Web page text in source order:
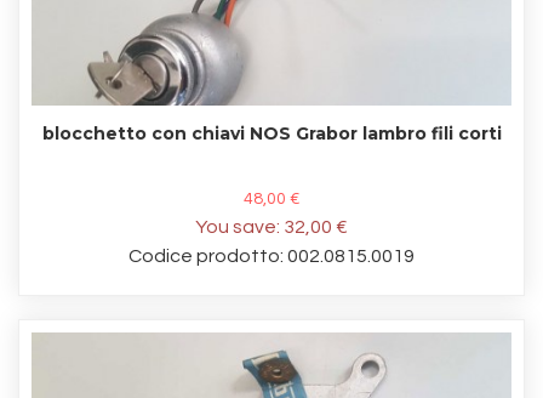
blocchetto con chiavi NOS Grabor lambro fili corti
48,00 €
You save: 32,00 €
Codice prodotto: 002.0815.0019